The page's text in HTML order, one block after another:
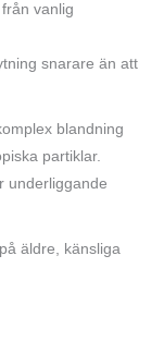
vanlig
snarare än att
blandning
partiklar.
underliggande
äldre, känsliga